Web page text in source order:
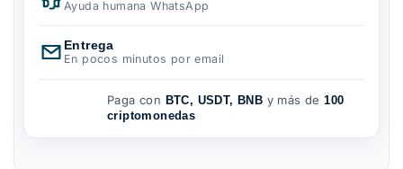
Ayuda humana WhatsApp
Entrega
En pocos minutos por email
Paga con BTC, USDT, BNB y más de100
criptomonedas